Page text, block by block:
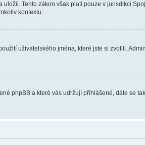
Tento zákon však platí pouze v jurisdikci
kontextu.
uživatelského jména, které jste si zvolili.
phpBB a které vás udržují přihlášené, dále